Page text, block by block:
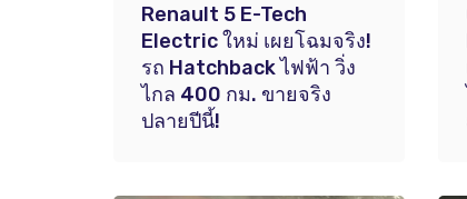
Renault 5 E-Tech
Electric ใหม่ เผยโฉมจริง!
รถ Hatchback ไฟฟ้า วิ่ง
ไกล 400 กม. ขายจริง
ปลายปีนี้!